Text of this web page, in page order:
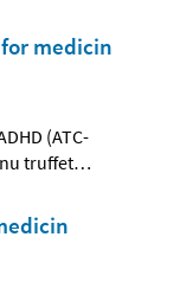
medicin
(ATC-
nu truffet…